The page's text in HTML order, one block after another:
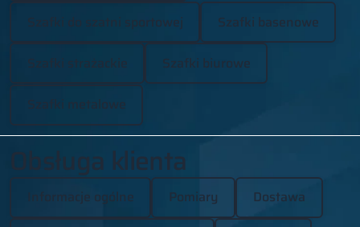
Szafki do szatni sportowej Szafki basenowe
Szafki strażackie Szafki biurowe
Szafki metalowe
Obsługa klienta
Informacje ogólne Pomiary Dostawa